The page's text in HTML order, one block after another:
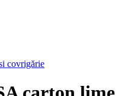
covrigărie